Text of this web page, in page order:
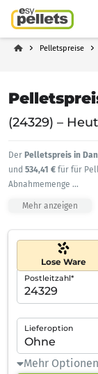
Pelletspreise
(24329) –
Der Pelletspreis in
und 534,41 € für für
Abnahmemenge ...
Mehr anzeigen
Lose Ware
Postleitzahl*
Lieferoption
Mehr